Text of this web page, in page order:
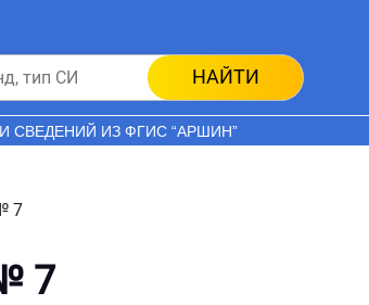
НАЙТИ
СВЕДЕНИЙ ИЗ ФГИС “АРШИН”
7
7